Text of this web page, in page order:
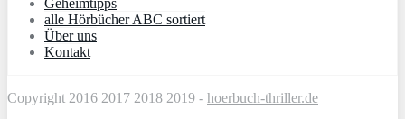
Geheimtipps
alle Hörbücher ABC sortiert
Über uns
Kontakt
Copyright 2016 2017 2018 2019 - hoerbuch-thriller.de